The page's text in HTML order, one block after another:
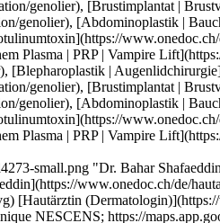
//www.onedoc.ch/de/injektion-von-botulinumtoxin/genolier), [Injektion von Hyaluronsäure](https://www.onedoc.ch/de/injektion-von-hyaluronsaure/genolier), [Injektion von plättchenreichem Plasma | PRP | Vampire Lift](https://www.onedoc.ch/de/injektion-von-plattchenreichem-plasma-prp-vampire-lift/genolier)Mehr anzeigen Expertisen:[Facelifting](https://www.onedoc.ch/de/facelifting/genolier), [Blepharoplastik | Augenlidchirurgie](https://www.onedoc.ch/de/blepharoplastik-augenlidchirurgie/genolier), [Rhinoplastik | Nasenoperation](https://www.onedoc.ch/de/rhinoplastik-nasenoperation/genolier), [Brustimplantat | Brustvergrösserung](https://www.onedoc.ch/de/brustimplantat-brustvergrosserung/genolier), [Fettabsaugung | Liposuktion](https://www.onedoc.ch/de/fettabsaugung-liposuktion/genolier), [Abdominoplastik | Bauchdeckenstraffung | Bauchchirurgie](https://www.onedoc.ch/de/abdominoplastik-bauchdeckenstraffung-bauchchirurgie/genolier), [Injektion von Botulinumtoxin](https://www.onedoc.ch/de/injektion-von-botulinumtoxin/genolier), [Injektion von Hyaluronsäure](https://www.onedoc.ch/de/injektion-von-hyaluronsaure/genolier), [Injektion von plättchenreichem Plasma | PRP | Vampire Lift](https://www.onedoc.ch/de/injektion-von-plattchenreichem-plasma-prp-vampire-lift/genolier)Mehr anzeigen [![Dr. Bahar Shafaeddin, Hautärztin (Dermatologin) in Genolier](https://assets.onedoc.ch/images/users/298c6a1fe4f0eb9fa504a2c7a87f338a6e33b701395d6b9b944b0b9b924d4273-small.png "Dr. Bahar Shafaeddin, Hautärztin (Dermatologin) in Genolier")](https://www.onedoc.ch/de/hautarztin-dermatologin/genolier/pconu/dr-bahar-shafaeddin) ### [Dr. Bahar Shafaeddin](https://www.onedoc.ch/de/hautarztin-dermatologin/genolier/pconu/dr-bahar-shafaeddin) ![Abzeichen, das ein verifiziertes Profil kennzeichnet](https://www.onedoc.ch/assets/images/icons/checkmark.svg) [Hautärztin (Dermatologin)](https://www.onedoc.ch/de/hautarzt-dermatologe/genolier), [Spezialistin für ästhetische Medizin](https://www.onedoc.ch/de/spezialist-fur-asthetische-medizin/genolier) Clinique NESCENS; https://maps.app.goo.gl/n4JaNhGuxNiqxpYB8 Route du Muids 5 1272 Genolier ![Patient mit Pluszeichen, der anzeigt, dass neue Patienten angenommen werden](https://www.onedoc.ch/assets/images/icons/new-patients.svg)Akzeptiert neue Patienten [Termin buchen](https://www.onedoc.ch/de/hautarztin-